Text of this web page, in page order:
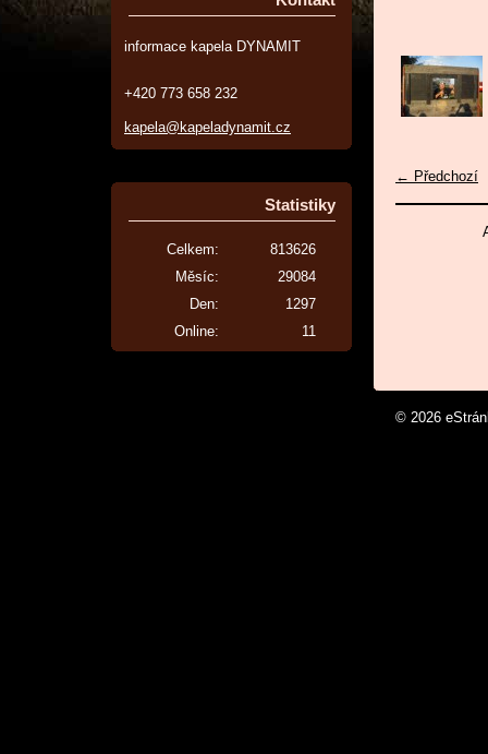
informace kapela DYNAMIT
+420 773 658 232
kapela@kapeladynamit.cz
Statistiky
Online: 11
Celkem:
813626
Měsíc:
29084
Den:
1297
← Předchozí
© 2026